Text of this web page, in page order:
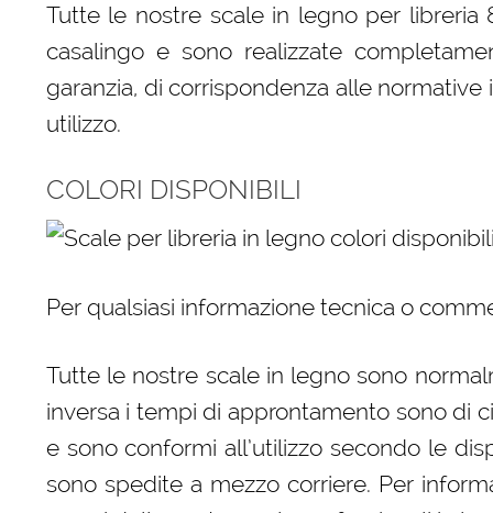
Tutte le nostre scale in legno per libreria
casalingo e sono realizzate
garanzia, di corrispondenza alle
utilizzo.
COLORI DISPONIBILI
Per qualsiasi informazione tecnica o
Tutte le nostre scale in legno sono
inversa i tempi di approntamento sono di
e sono conformi all’utilizzo secondo le
sono spedite a mezzo corriere. Per